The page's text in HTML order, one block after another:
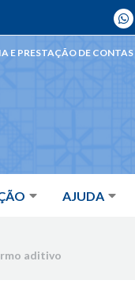
AJUDA
E PRESTAÇÃO DE CONTAS
aditivo